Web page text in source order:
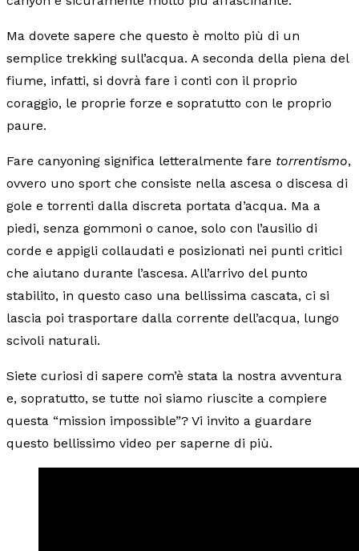
Ma dovete sapere che questo è molto più di un
semplice trekking sull’acqua. A seconda della piena del
fiume, infatti, si dovrà fare i conti con il proprio
coraggio, le proprie forze e sopratutto con le proprio
paure.
Fare canyoning significa letteralmente fare torrentismo,
ovvero uno sport che consiste nella ascesa o discesa di
gole e torrenti dalla discreta portata d’acqua. Ma a
piedi, senza gommoni o canoe, solo con l’ausilio di
corde e appigli collaudati e posizionati nei punti critici
che aiutano durante l’ascesa. All’arrivo del punto
stabilito, in questo caso una bellissima cascata, ci si
lascia poi trasportare dalla corrente dell’acqua, lungo
scivoli naturali.
Siete curiosi di sapere com’è stata la nostra avventura
e, sopratutto, se tutte noi siamo riuscite a compiere
questa “mission impossible”? Vi invito a guardare
questo bellissimo video per saperne di più.